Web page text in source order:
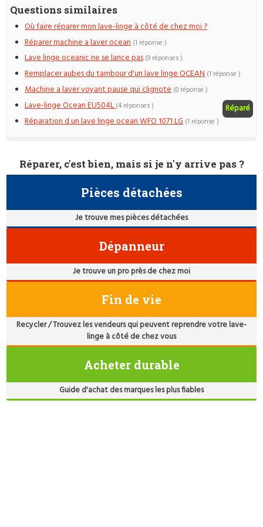
Questions similaires
Où faire réparer mon lave-linge à côté de chez moi ?
Réparer machine a laver ocean (1 réponse )
Lave linge oceanic ne se lance pas (9 réponses )
Remplacer aubes du tambour d'un lave linge OCEAN (1 réponse )
Machine a laver voyant pause qui clignote (0 réponse )
Lave-linge Ocean EU504L Réparé
(4 réponses )
Réparation d un lave linge ocean WFO 1071 LG (1 réponse )
Réparer, c'est bien, mais si je n'y arrive pas ?
Pièces détachées
Je trouve mes pièces détachées
Dépanneur
Je trouve un pro près de chez moi
Fin de vie
Recycler / Trouvez les vendeurs qui peuvent reprendre votre lave-
linge à côté de chez vous
Acheter durable
Guide d'achat des marques les plus fiables